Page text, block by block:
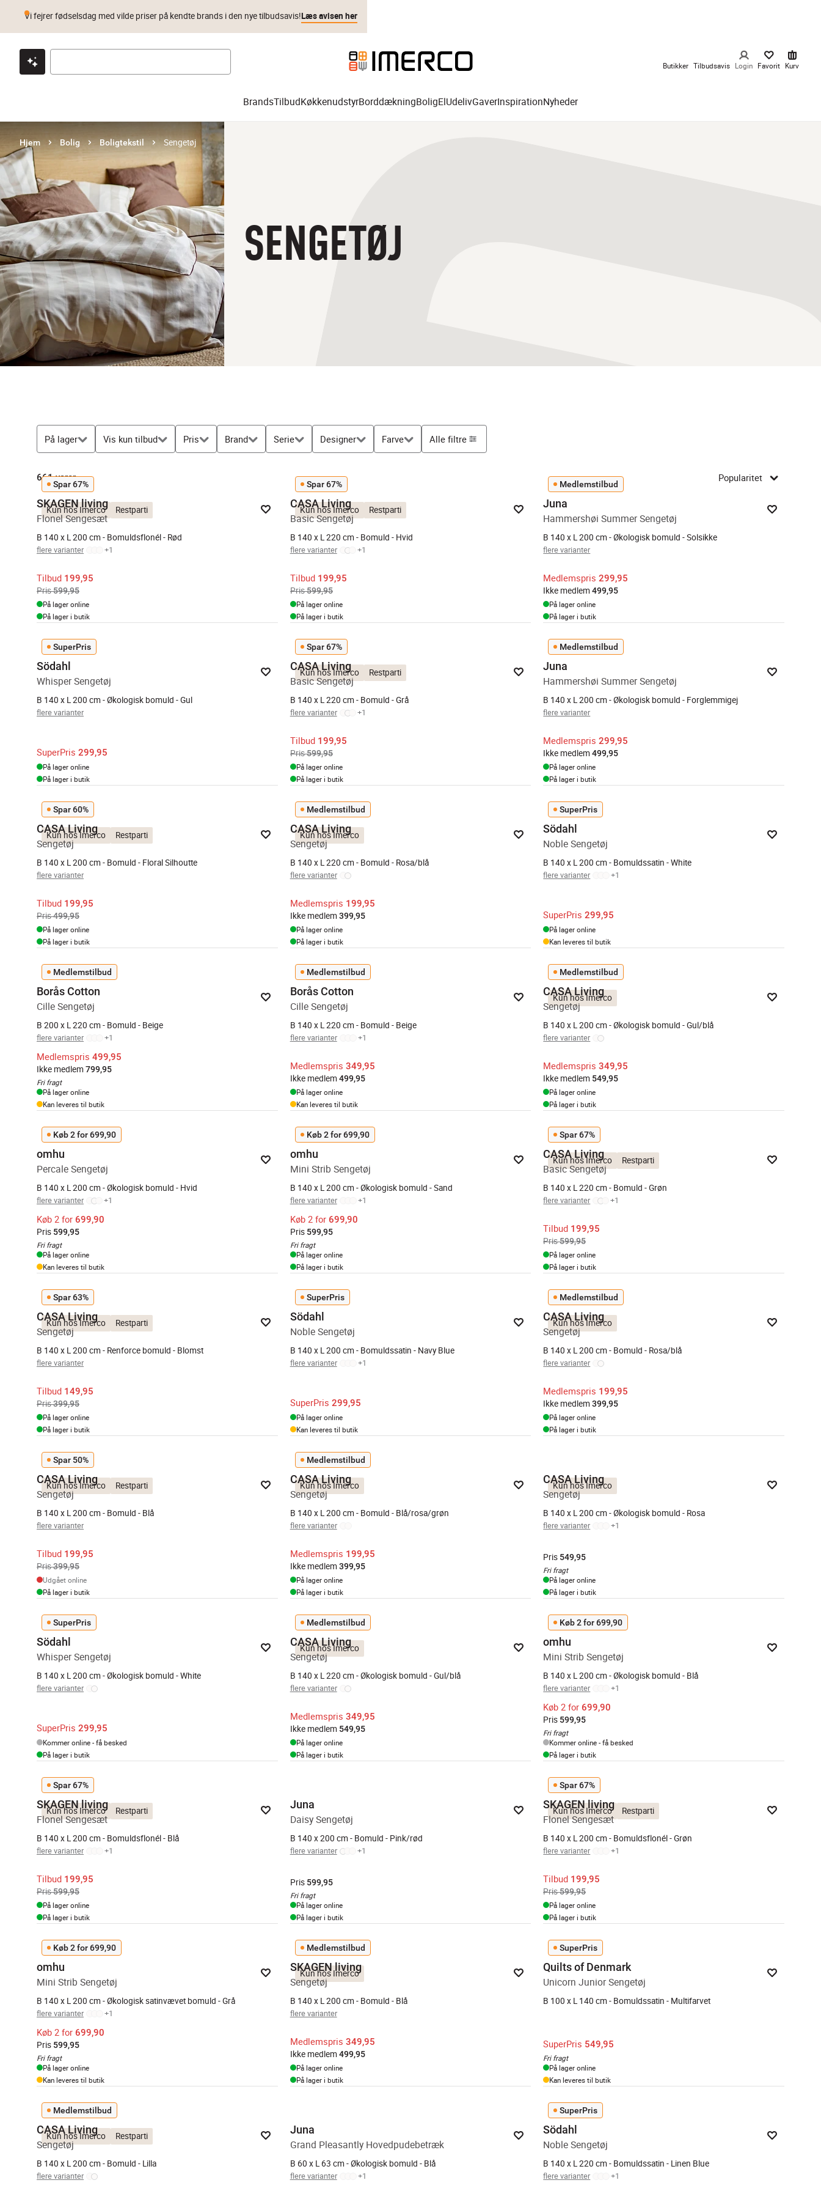
Klik & hent Byt i 1 år Prismatch
Vi fejrer fødselsdag med vilde priser på kendte brands i den nye tilbudsavis!Læs avisen her
Butikker Tilbudsavis Login Favorit Kurv
BrandsTilbudKøkkenudstyrBorddækningBoligElUdelivGaverInspirationNyheder
Hjem Bolig Boligtekstil Sengetøj
SENGETØJ
På lager Vis kun tilbud Pris Brand Serie Designer Farve Alle filtre
661 varer Popularitet
Kun hos Imerco Restparti
Spar 67%
SKAGEN living
Flonel Sengesæt
B 140 x L 200 cm - Bomuldsflonél - Rød
flere varianter +1
Tilbud 199,95
Pris599,95
På lager online
På lager i butik
Kun hos Imerco Restparti
Spar 67%
CASA Living
Basic Sengetøj
B 140 x L 220 cm - Bomuld - Hvid
flere varianter +1
Tilbud 199,95
Pris599,95
På lager online
På lager i butik
Medlemstilbud
Juna
Hammershøi Summer Sengetøj
B 140 x L 200 cm - Økologisk bomuld - Solsikke
flere varianter
Medlemspris 299,95
Ikke medlem 499,95
På lager online
På lager i butik
SuperPris
Södahl
Whisper Sengetøj
B 140 x L 200 cm - Økologisk bomuld - Gul
flere varianter
SuperPris 299,95
På lager online
På lager i butik
Kun hos Imerco Restparti
Spar 67%
CASA Living
Basic Sengetøj
B 140 x L 220 cm - Bomuld - Grå
flere varianter +1
Tilbud 199,95
Pris599,95
På lager online
På lager i butik
Medlemstilbud
Juna
Hammershøi Summer Sengetøj
B 140 x L 200 cm - Økologisk bomuld - Forglemmigej
flere varianter
Medlemspris 299,95
Ikke medlem 499,95
På lager online
På lager i butik
Kun hos Imerco Restparti
Spar 60%
CASA Living
Sengetøj
B 140 x L 200 cm - Bomuld - Floral Silhoutte
flere varianter
Tilbud 199,95
Pris499,95
På lager online
På lager i butik
Kun hos Imerco
Medlemstilbud
CASA Living
Sengetøj
B 140 x L 220 cm - Bomuld - Rosa/blå
flere varianter
Medlemspris 199,95
Ikke medlem 399,95
På lager online
På lager i butik
SuperPris
Södahl
Noble Sengetøj
B 140 x L 200 cm - Bomuldssatin - White
flere varianter +1
SuperPris 299,95
På lager online
Kan leveres til butik
Medlemstilbud
Borås Cotton
Cille Sengetøj
B 200 x L 220 cm - Bomuld - Beige
flere varianter +1
Medlemspris 499,95
Ikke medlem 799,95
Fri fragt
På lager online
Kan leveres til butik
Medlemstilbud
Borås Cotton
Cille Sengetøj
B 140 x L 220 cm - Bomuld - Beige
flere varianter +1
Medlemspris 349,95
Ikke medlem 499,95
På lager online
Kan leveres til butik
Kun hos Imerco
Medlemstilbud
CASA Living
Sengetøj
B 140 x L 200 cm - Økologisk bomuld - Gul/blå
flere varianter
Medlemspris 349,95
Ikke medlem 549,95
På lager online
På lager i butik
Køb 2 for 699,90
omhu
Percale Sengetøj
B 140 x L 200 cm - Økologisk bomuld - Hvid
flere varianter +1
Køb 2 for 699,90
Pris 599,95
Fri fragt
På lager online
Kan leveres til butik
Køb 2 for 699,90
omhu
Mini Strib Sengetøj
B 140 x L 200 cm - Økologisk bomuld - Sand
flere varianter +1
Køb 2 for 699,90
Pris 599,95
Fri fragt
På lager online
På lager i butik
Kun hos Imerco Restparti
Spar 67%
CASA Living
Basic Sengetøj
B 140 x L 220 cm - Bomuld - Grøn
flere varianter +1
Tilbud 199,95
Pris599,95
På lager online
På lager i butik
Kun hos Imerco Restparti
Spar 63%
CASA Living
Sengetøj
B 140 x L 200 cm - Renforce bomuld - Blomst
flere varianter
Tilbud 149,95
Pris399,95
På lager online
På lager i butik
SuperPris
Södahl
Noble Sengetøj
B 140 x L 200 cm - Bomuldssatin - Navy Blue
flere varianter +1
SuperPris 299,95
På lager online
Kan leveres til butik
Kun hos Imerco
Medlemstilbud
CASA Living
Sengetøj
B 140 x L 200 cm - Bomuld - Rosa/blå
flere varianter
Medlemspris 199,95
Ikke medlem 399,95
På lager online
På lager i butik
Kun hos Imerco Restparti
Spar 50%
CASA Living
Sengetøj
B 140 x L 200 cm - Bomuld - Blå
flere varianter
Tilbud 199,95
Pris399,95
Udgået online
På lager i butik
Kun hos Imerco
Medlemstilbud
CASA Living
Sengetøj
B 140 x L 200 cm - Bomuld - Blå/rosa/grøn
flere varianter
Medlemspris 199,95
Ikke medlem 399,95
På lager online
På lager i butik
Kun hos Imerco
CASA Living
Sengetøj
B 140 x L 200 cm - Økologisk bomuld - Rosa
flere varianter +1
Pris 549,95
Fri fragt
På lager online
På lager i butik
SuperPris
Södahl
Whisper Sengetøj
B 140 x L 200 cm - Økologisk bomuld - White
flere varianter
SuperPris 299,95
Kommer online - få besked
På lager i butik
Kun hos Imerco
Medlemstilbud
CASA Living
Sengetøj
B 140 x L 220 cm - Økologisk bomuld - Gul/blå
flere varianter
Medlemspris 349,95
Ikke medlem 549,95
På lager online
På lager i butik
Køb 2 for 699,90
omhu
Mini Strib Sengetøj
B 140 x L 200 cm - Økologisk bomuld - Blå
flere varianter +1
Køb 2 for 699,90
Pris 599,95
Fri fragt
Kommer online - få besked
På lager i butik
Kun hos Imerco Restparti
Spar 67%
SKAGEN living
Flonel Sengesæt
B 140 x L 200 cm - Bomuldsflonél - Blå
flere varianter +1
Tilbud 199,95
Pris599,95
På lager online
På lager i butik
Juna
Daisy Sengetøj
B 140 x 200 cm - Bomuld - Pink/rød
flere varianter +1
Pris 599,95
Fri fragt
På lager online
På lager i butik
Kun hos Imerco Restparti
Spar 67%
SKAGEN living
Flonel Sengesæt
B 140 x L 200 cm - Bomuldsflonél - Grøn
flere varianter +1
Tilbud 199,95
Pris599,95
På lager online
På lager i butik
Køb 2 for 699,90
omhu
Mini Strib Sengetøj
B 140 x L 200 cm - Økologisk satinvævet bomuld - Grå
flere varianter +1
Køb 2 for 699,90
Pris 599,95
Fri fragt
På lager online
Kan leveres til butik
Kun hos Imerco
Medlemstilbud
SKAGEN living
Sengetøj
B 140 x L 200 cm - Bomuld - Blå
flere varianter
Medlemspris 349,95
Ikke medlem 499,95
På lager online
På lager i butik
SuperPris
Quilts of Denmark
Unicorn Junior Sengetøj
B 100 x L 140 cm - Bomuldssatin - Multifarvet
SuperPris 549,95
Fri fragt
På lager online
Kan leveres til butik
Kun hos Imerco Restparti
Medlemstilbud
CASA Living
Sengetøj
B 140 x L 200 cm - Bomuld - Lilla
flere varianter
Juna
Grand Pleasantly Hovedpudebetræk
B 60 x L 63 cm - Økologisk bomuld - Blå
flere varianter +1
SuperPris
Södahl
Noble Sengetøj
B 140 x L 220 cm - Bomuldssatin - Linen Blue
flere varianter +1